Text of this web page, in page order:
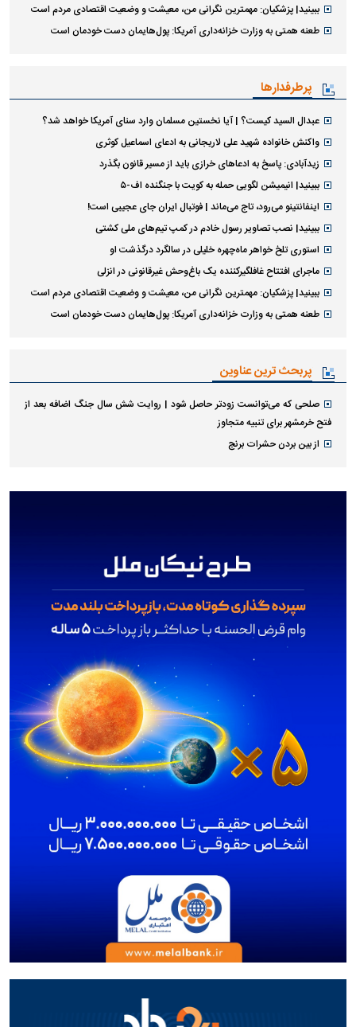
ببینید| پزشکیان: مهمترین نگرانی من، معیشت و وضعیت اقتصادی مردم است
طعنه همتی به وزارت خزانه‌داری آمریکا: پول‌هایمان دست خودمان است
پرطرفدارها
عبدال السید کیست؟ | آیا نخستین مسلمان وارد سنای آمریکا خواهد شد؟
واکنش خانواده شهید علی لاریجانی به ادعای اسماعیل کوثری
زیدآبادی: پاسخ به ادعا‌های خرازی باید از مسیر قانون بگذرد
ببینید| انیمیشن لگویی حمله به کویت با جنگنده اف-۵
اینفانتینو می‌رود، تاج می‌ماند | فوتبال ایران جای عجیبی است!
ببینید| نصب تصاویر رسول خادم در کمپ تیم‌های ملی کشتی
استوری تلخ خواهر ماه‌چهره خلیلی در سالگرد درگذشت او
ماجرای افتتاح غافلگیرکننده یک باغ‌وحش غیرقانونی در انزلی
ببینید| پزشکیان: مهمترین نگرانی من، معیشت و وضعیت اقتصادی مردم است
طعنه همتی به وزارت خزانه‌داری آمریکا: پول‌هایمان دست خودمان است
پربحث ترین عناوین
صلحی که می‌توانست زودتر حاصل شود | روایت شش سال جنگ اضافه بعد از
فتح خرمشهر برای تنبیه متجاوز
از بین بردن حشرات برنج